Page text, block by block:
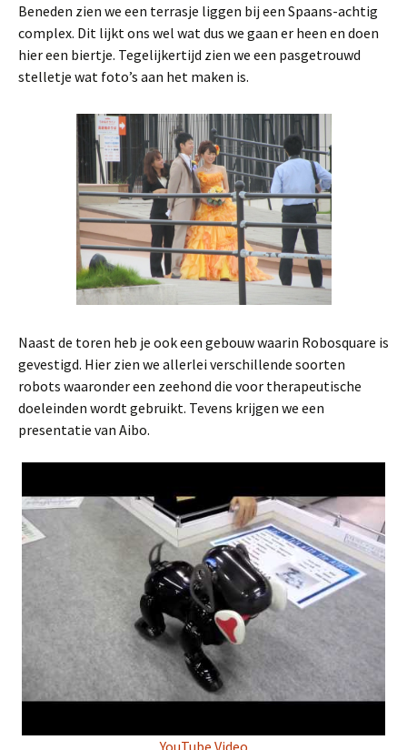
Beneden zien we een terrasje liggen bij een Spaans-achtig
complex. Dit lijkt ons wel wat dus we gaan er heen en doen
hier een biertje. Tegelijkertijd zien we een pasgetrouwd
stelletje wat foto’s aan het maken is.
Naast de toren heb je ook een gebouw waarin Robosquare is
gevestigd. Hier zien we allerlei verschillende soorten
robots waaronder een zeehond die voor therapeutische
doeleinden wordt gebruikt. Tevens krijgen we een
presentatie van Aibo.